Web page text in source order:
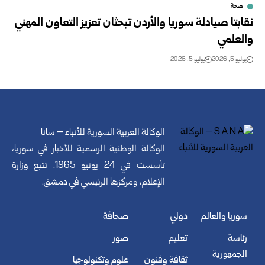
صحة
نقابتا صيادلة سوريا والأردن تبحثان تعزيز التعاون المهني
والعلمي‎ ‎
يوليو 5, 2026 يوليو 5, 2026
الوكالة العربية السورية للأنباء – سانا
الوكالة الوطنية الرسمية للأخبار في سوريا،
تأسست في 24 يونيو 1965. تتبع وزارة
الإعلام، ومركزها الرئيسي في دمشق.
سوريا والعالم
رئاسة
الجمهورية
دولي
تعليم
ثقافة وفنون
صحافة
صور
علوم وتكنولوجيا